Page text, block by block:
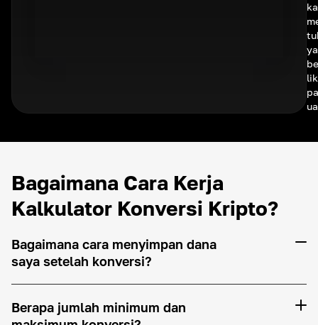
Bagaimana Cara Kerja
Kalkulator Konversi Kripto?
Bagaimana cara menyimpan dana
saya setelah konversi?
Berapa jumlah minimum dan